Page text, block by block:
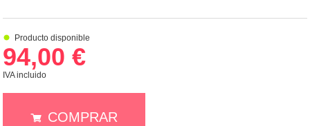
Producto disponible
94,00 €
IVA incluido
COMPRAR